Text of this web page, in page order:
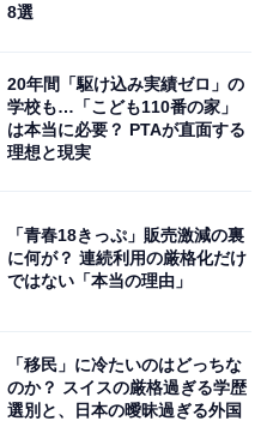
公式サイト
8選
20年間「駆け込み実績ゼロ」の
学校も…「こども110番の家」
は本当に必要？ PTAが直面する
理想と現実
「青春18きっぷ」販売激減の裏
に何が？ 連続利用の厳格化だけ
ではない「本当の理由」
「移民」に冷たいのはどっちな
のか？ スイスの厳格過ぎる学歴
選別と、日本の曖昧過ぎる外国